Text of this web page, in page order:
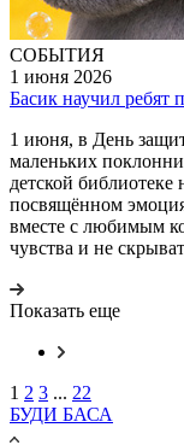
СОБЫТИЯ
1 июня 2026
Басик научил
1 июня, в День
маленьких
детской библиотеке
посвящённом
вместе с любимым
чувства и не
Показать еще
1 2 3 ... 22
БУДИ БАСА